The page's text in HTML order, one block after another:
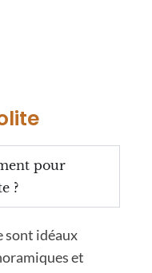
pour
?
sont idéaux
et